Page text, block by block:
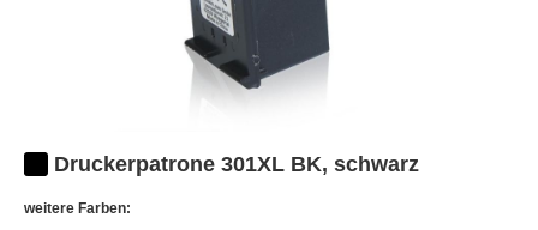
Druckerpatrone 301XL BK, schwarz
weitere Farben: